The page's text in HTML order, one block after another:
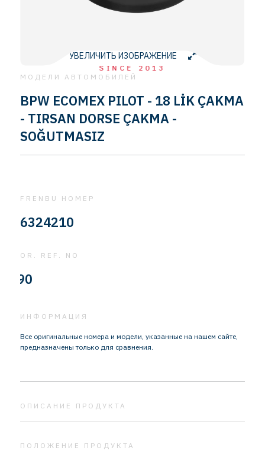
SINCE 2013
УВЕЛИЧИТЬ ИЗОБРАЖЕНИЕ
МОДЕЛИ АВТОМОБИЛЕЙ
BPW ECOMEX PILOT - 18 LİK ÇAKMA
- TIRSAN DORSE ÇAKMA -
SOĞUTMASIZ
FRENBU НОМЕР
6324210
OR. REF. NO
ИНФОРМАЦИЯ
Все оригинальные номера и модели, указанные на нашем сайте,
предназначены только для сравнения.
ОПИСАНИЕ ПРОДУКТА
ПОЛОЖЕНИЕ ПРОДУКТА